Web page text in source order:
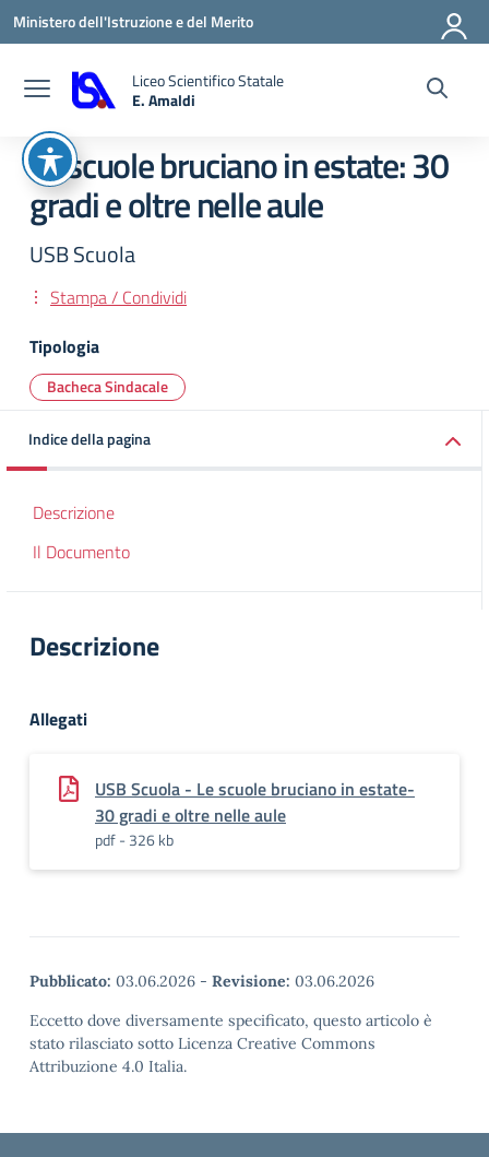
Vai ai contenuti
Vai al menu di navigazione
Vai al footer
Ministero dell'Istruzione e del Merito
Liceo Scientifico Statale
E. Amaldi
Le scuole bruciano in estate: 30
gradi e oltre nelle aule
USB Scuola
Stampa / Condividi
Tipologia
Bacheca Sindacale
Indice della pagina
Descrizione
Il Documento
Descrizione
Allegati
USB Scuola - Le scuole bruciano in estate-
30 gradi e oltre nelle aule
pdf - 326 kb
Pubblicato: 03.06.2026 - Revisione: 03.06.2026
Eccetto dove diversamente specificato, questo articolo è
stato rilasciato sotto Licenza Creative Commons
Attribuzione 4.0 Italia.